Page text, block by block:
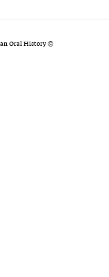
© Copyright 2020 -
Oral History